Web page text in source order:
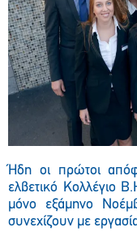
Ήδη οι πρώτοι
ελβετικό Κολλέγιο
μόνο εξάμηνο
συνεχίζουν με